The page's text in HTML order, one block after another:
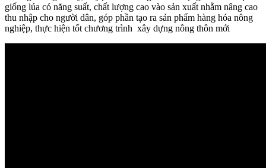
giống lúa có năng suất, chất lượng cao vào sản xuất nhằm nâng cao
thu nhập cho người dân, góp phần tạo ra sản phẩm hàng hóa nông
nghiệp, thực hiện tốt chương trình xây dựng nông thôn mới